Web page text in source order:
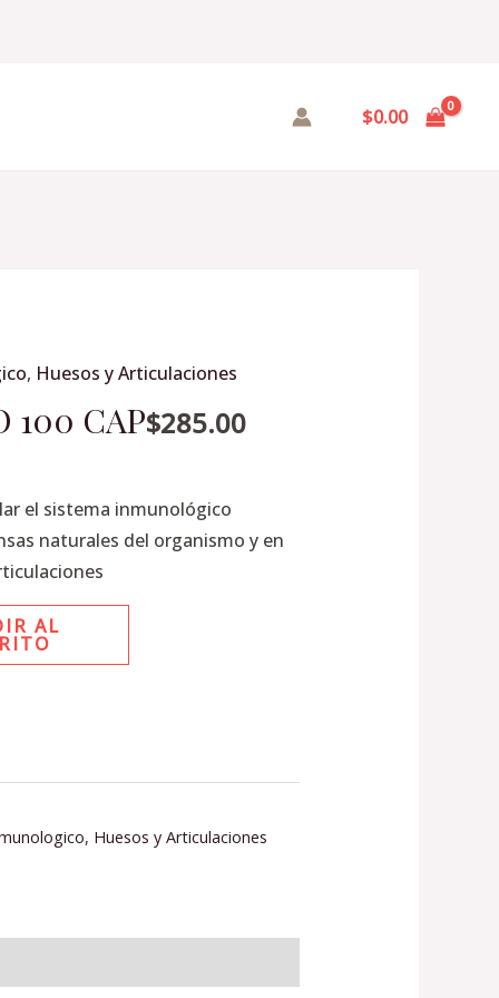
$0.00
, Huesos y Articulaciones
100 CAP$285.00
el sistema inmunológico
naturales del organismo y en
AL
, Huesos y Articulaciones